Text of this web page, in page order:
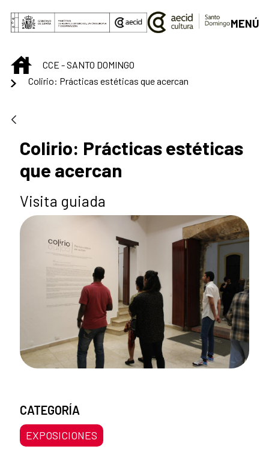
Saltar al contenido principal
MENÚ
INICIOCCE - SANTO DOMINGO
Colirio: Prácticas estéticas que acercan
Colirio: Prácticas estéticas
que acercan
Visita guiada
CATEGORÍA
EXPOSICIONES